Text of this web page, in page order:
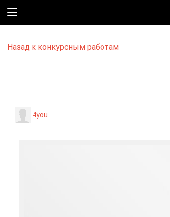
Назад к конкурсным работам
4you